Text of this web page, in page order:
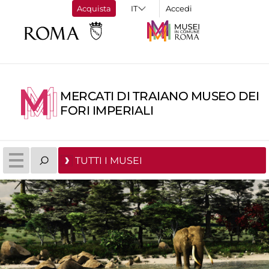
Acquista Accedi
MERCATI DI TRAIANO MUSEO DEI
FORI IMPERIALI
TUTTI I MUSEI